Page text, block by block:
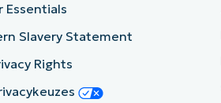
Essentials
Slavery Statement
Rights